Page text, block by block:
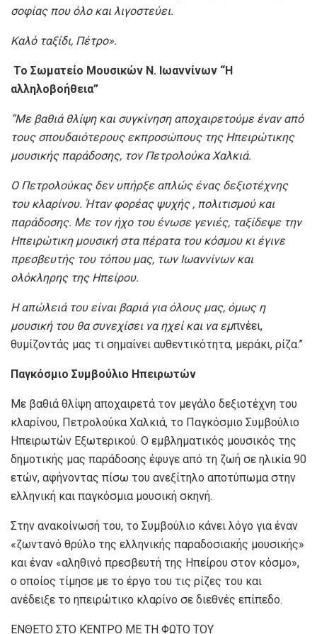
σοφίας που όλο και λιγοστεύει.
Καλό ταξίδι, Πέτρο».
Το Σωματείο Μουσικών Ν. Ιωαννίνων “Η
αλληλοβοήθεια”
“Με βαθιά θλίψη και συγκίνηση αποχαιρετούμε έναν από
τους σπουδαιότερους εκπροσώπους της Ηπειρώτικης
μουσικής παράδοσης, τον Πετρολούκα Χαλκιά.
Ο Πετρολούκας δεν υπήρξε απλώς ένας δεξιοτέχνης
του κλαρίνου. Ήταν φορέας ψυχής , πολιτισμού και
παράδοσης. Με τον ήχο του ένωσε γενιές, ταξίδεψε την
Ηπειρώτικη μουσική στα πέρατα του κόσμου κι έγινε
πρεσβευτής του τόπου μας, των Ιωαννίνων και
ολόκληρης της Ηπείρου.
Η απώλειά του είναι βαριά για όλους μας, όμως η
μουσική του θα συνεχίσει να ηχεί και να εμπνέει,
θυμίζοντάς μας τι σημαίνει αυθεντικότητα, μεράκι, ρίζα.”
Παγκόσμιο Συμβούλιο Ηπειρωτών
Με βαθιά θλίψη αποχαιρετά τον μεγάλο δεξιοτέχνη του
κλαρίνου, Πετρολούκα Χαλκιά, το Παγκόσμιο Συμβούλιο
Ηπειρωτών Εξωτερικού. Ο εμβληματικός μουσικός της
δημοτικής μας παράδοσης έφυγε από τη ζωή σε ηλικία 90
ετών, αφήνοντας πίσω του ανεξίτηλο αποτύπωμα στην
ελληνική και παγκόσμια μουσική σκηνή.
Στην ανακοίνωσή του, το Συμβούλιο κάνει λόγο για έναν
«ζωντανό θρύλο της ελληνικής παραδοσιακής μουσικής»
και έναν «αληθινό πρεσβευτή της Ηπείρου στον κόσμο»,
ο οποίος τίμησε με το έργο του τις ρίζες του και
ανέδειξε το ηπειρώτικο κλαρίνο σε διεθνές επίπεδο.
ΕΝΘΕΤΟ ΣΤΟ ΚΈΝΤΡΟ ΜΕ ΤΗ ΦΩΤΟ ΤΟΥ